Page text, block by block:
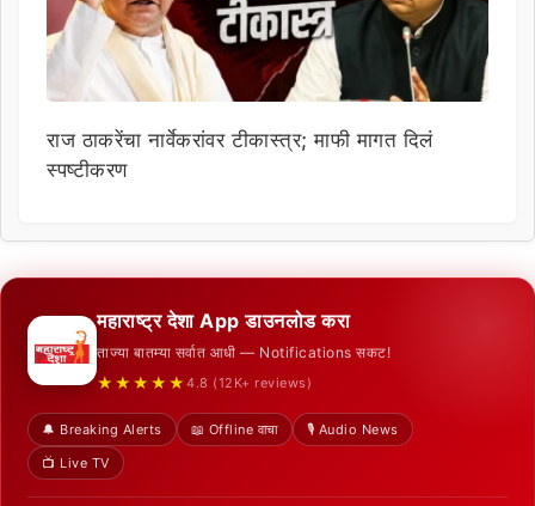
राज ठाकरेंचा नार्वेकरांवर टीकास्त्र; माफी मागत दिलं
स्पष्टीकरण
महाराष्ट्र देशा App डाउनलोड करा
ताज्या बातम्या सर्वात आधी — Notifications सकट!
★★★★★ 4.8 (12K+ reviews)
🔔 Breaking Alerts 📖 Offline वाचा
🎙️ Audio News
📺 Live TV